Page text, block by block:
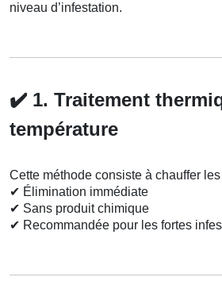
niveau d’infestation.
✔️ 1. Traitement
température
Cette méthode consiste à chauffer
✔ Élimination immédiate
✔ Sans produit chimique
✔ Recommandée pour les fortes